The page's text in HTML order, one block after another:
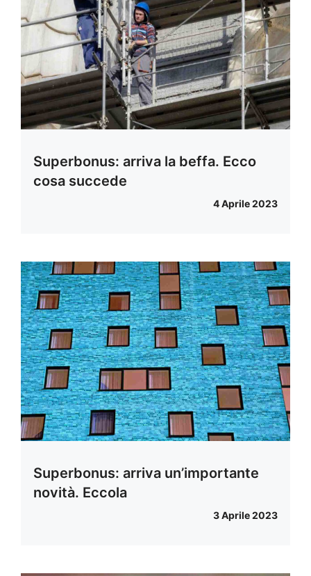
Superbonus: arriva la beffa. Ecco
cosa succede
4 Aprile 2023
Superbonus: arriva un’importante
novità. Eccola
3 Aprile 2023